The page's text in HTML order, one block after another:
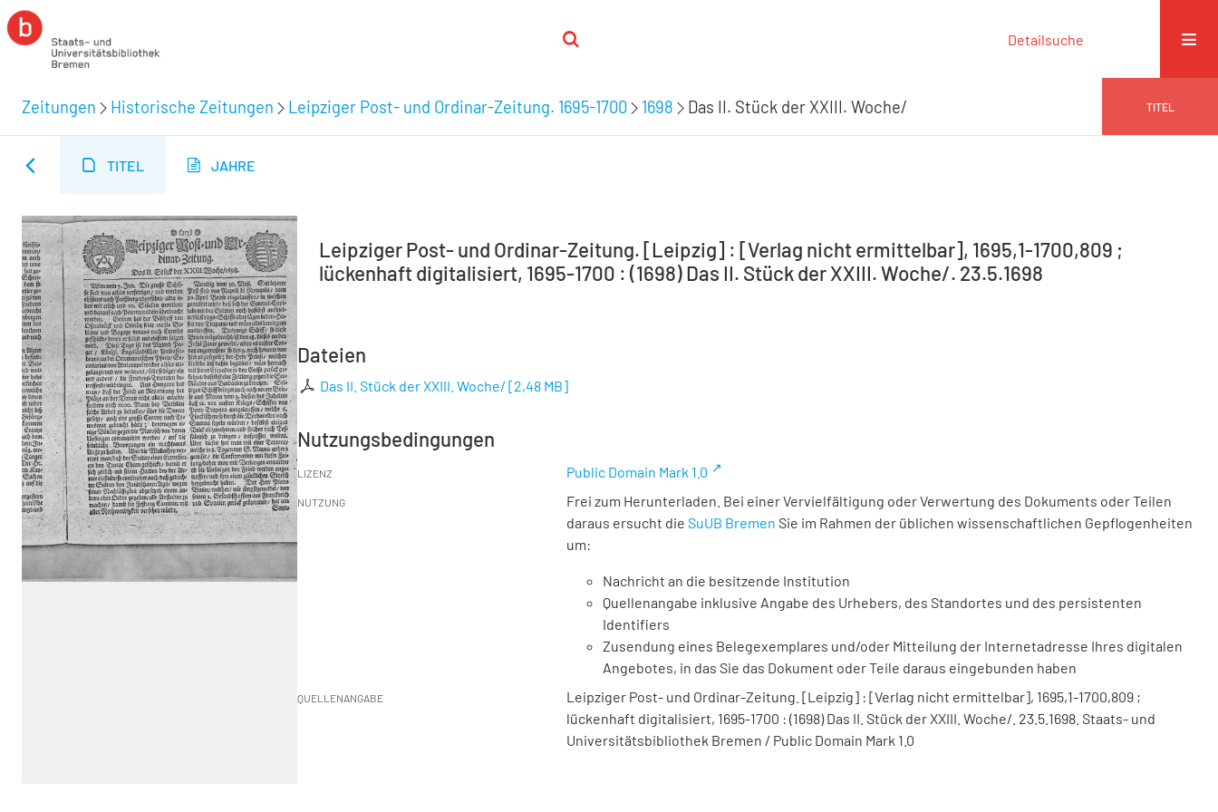
Detailsuche
Zeitungen Historische Zeitungen Leipziger Post- und Ordinar-Zeitung. 1695-1700 1698 Das II. Stück der XXIII. Woche/ TITEL
TITEL JAHRE
Leipziger Post- und Ordinar-Zeitung. [Leipzig] : [Verlag nicht ermittelbar], 1695,1-1700,809 ;
lückenhaft digitalisiert, 1695-1700 : (1698) Das II. Stück der XXIII. Woche/. 23.5.1698
Dateien
Das II. Stück der XXIII. Woche/ [2,48 MB]
Nutzungsbedingungen
LIZENZ Public Domain Mark 1.0
NUTZUNG
Frei zum Herunterladen. Bei einer Vervielfältigung oder Verwertung des Dokuments oder Teilen
daraus ersucht die SuUB Bremen Sie im Rahmen der üblichen wissenschaftlichen Gepflogenheiten
um:
Nachricht an die besitzende Institution
Quellenangabe inklusive Angabe des Urhebers, des Standortes und des persistenten
Identifiers
Zusendung eines Belegexemplares und/oder Mitteilung der Internetadresse Ihres digitalen
Angebotes, in das Sie das Dokument oder Teile daraus eingebunden haben
QUELLENANGABE
Leipziger Post- und Ordinar-Zeitung. [Leipzig] : [Verlag nicht ermittelbar], 1695,1-1700,809 ;
lückenhaft digitalisiert, 1695-1700 : (1698) Das II. Stück der XXIII. Woche/. 23.5.1698. Staats- und
Universitätsbibliothek Bremen / Public Domain Mark 1.0